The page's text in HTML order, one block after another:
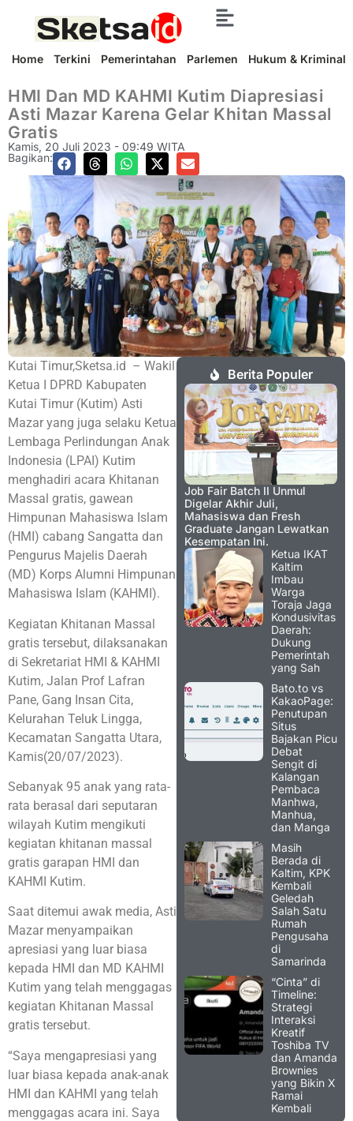
Home Terkini Pemerintahan Parlemen Hukum & Kriminal
HMI Dan MD KAHMI Kutim Diapresiasi
Asti Mazar Karena Gelar Khitan Massal
Gratis
Kamis, 20 Juli 2023 - 09:49 WITA
Bagikan:
Kutai Timur,Sketsa.id – Wakil
Ketua I DPRD Kabupaten
Kutai Timur (Kutim) Asti
Mazar yang juga selaku Ketua
Lembaga Perlindungan Anak
Indonesia (LPAI) Kutim
menghadiri acara Khitanan
Massal gratis, gawean
Himpunan Mahasiswa Islam
(HMI) cabang Sangatta dan
Pengurus Majelis Daerah
(MD) Korps Alumni Himpunan
Mahasiswa Islam (KAHMI).
Kegiatan Khitanan Massal
gratis tersebut, dilaksanakan
di Sekretariat HMI & KAHMI
Kutim, Jalan Prof Lafran
Pane, Gang Insan Cita,
Kelurahan Teluk Lingga,
Kecamatan Sangatta Utara,
Kamis(20/07/2023).
Sebanyak 95 anak yang rata-
rata berasal dari seputaran
wilayah Kutim mengikuti
kegiatan khitanan massal
gratis garapan HMI dan
KAHMI Kutim.
Saat ditemui awak media, Asti
Mazar menyampaikan
apresiasi yang luar biasa
kepada HMI dan MD KAHMI
Kutim yang telah menggagas
kegiatan Khitanan Massal
gratis tersebut.
“Saya mengapresiasi yang
luar biasa kepada anak-anak
HMI dan KAHMI yang telah
menggagas acara ini. Saya
Berita Populer
Job Fair Batch II Unmul
Digelar Akhir Juli,
Mahasiswa dan Fresh
Graduate Jangan Lewatkan
Kesempatan Ini.
Ketua IKAT
Kaltim
Imbau
Warga
Toraja Jaga
Kondusivitas
Daerah:
Dukung
Pemerintah
yang Sah
Bato.to vs
KakaoPage:
Penutupan
Situs
Bajakan Picu
Debat
Sengit di
Kalangan
Pembaca
Manhwa,
Manhua,
dan Manga
Masih
Berada di
Kaltim, KPK
Kembali
Geledah
Salah Satu
Rumah
Pengusaha
di
Samarinda
“Cinta” di
Timeline:
Strategi
Interaksi
Kreatif
Toshiba TV
dan Amanda
Brownies
yang Bikin X
Ramai
Kembali